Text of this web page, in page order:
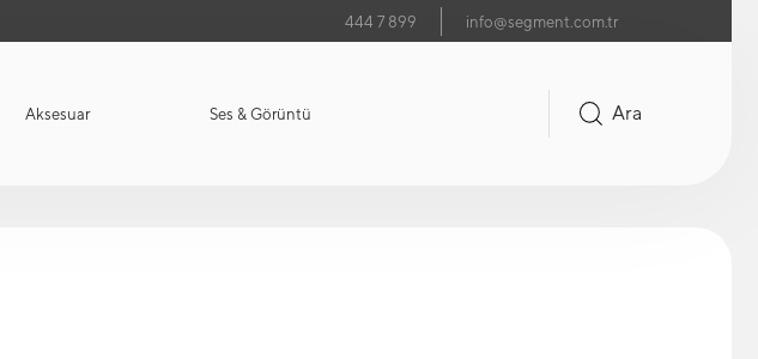
444 7 899 info@segment.com.tr
Aksesuar Ses & Görüntü Ara